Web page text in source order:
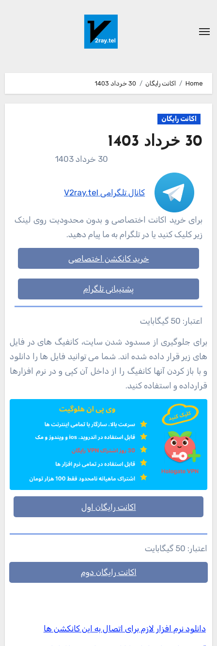
content
Home اکانت رایگان 30 خرداد 1403
اکانت رایگان
30 خرداد 1403
30 خرداد 1403
کانال تلگرامی V2ray.tel
برای خرید اکانت اختصاصی و بدون محدودیت روی لینک
زیر کلیک کنید یا در تلگرام به ما پیام دهید.
خرید کانکشن اختصاصی
پشتیبانی تلگرام
اعتبار: 50 گیگابایت
برای جلوگیری از مسدود شدن سایت، کانفیگ های در فایل
های زیر قرار داده شده اند. شما می توانید فایل ها را دانلود
و با باز کردن آنها کانفیگ را از داخل آن کپی و در نرم افزارها
قرارداده و استفاده کنید.
اکانت رایگان اول
اعتبار: 50 گیگابایت
اکانت رایگان دوم
دانلود نرم افزار لازم برای اتصال به این کانکشن ها